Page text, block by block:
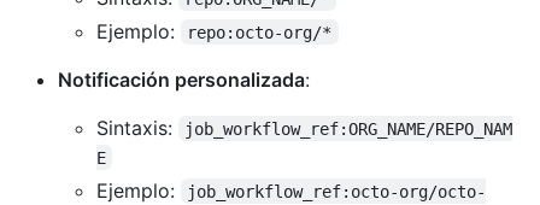
Ejemplo: repo:octo-org/*
Notificación personalizada:
Sintaxis:
job_workflow_ref:ORG_NAME/REPO_NAM
E
Ejemplo:
job_workflow_ref:octo-org/octo-